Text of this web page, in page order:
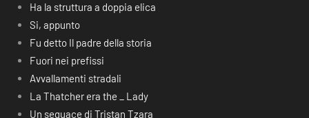
Ha la struttura a doppia elica
Si, appunto
Fu detto Il padre della storia
Fuori nei prefissi
Avvallamenti stradali
La Thatcher era the _ Lady
Un seguace di Tristan Tzara